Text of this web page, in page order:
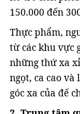
150.000 đến
Thực phẩm,
từ các khu vực
những thứ xa
ngọt, ca cao và
góc xa của đế